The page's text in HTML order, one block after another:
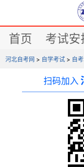
首页 考试安
河北自考网 > 自学考试 > 自
扫码加入